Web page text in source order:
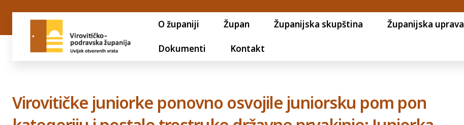
O županiji Župan Županijska skupština Županijska uprava
Dokumenti Kontakt
Virovitičke juniorke ponovno osvojile juniorsku pom pon